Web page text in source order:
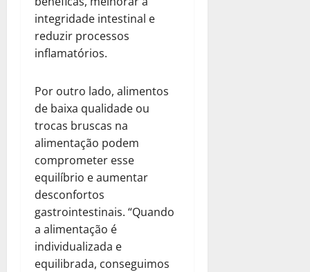
integridade intestinal e
reduzir processos
inflamatórios.
Por outro lado, alimentos
de baixa qualidade ou
trocas bruscas na
alimentação podem
comprometer esse
equilíbrio e aumentar
desconfortos
gastrointestinais. “Quando
a alimentação é
individualizada e
equilibrada, conseguimos